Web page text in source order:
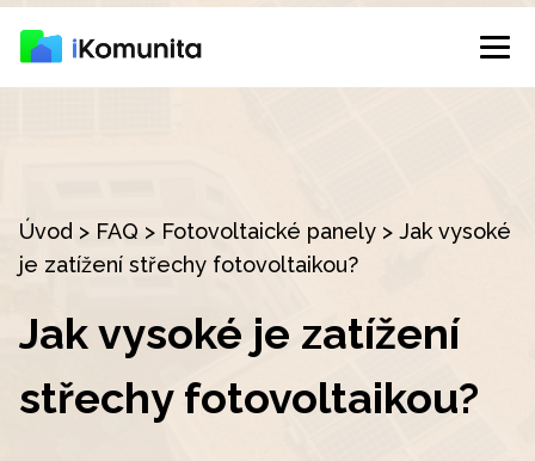
Úvod > FAQ > Fotovoltaické panely > Jak vysoké
je zatížení střechy fotovoltaikou?
Jak vysoké je zatížení
střechy fotovoltaikou?